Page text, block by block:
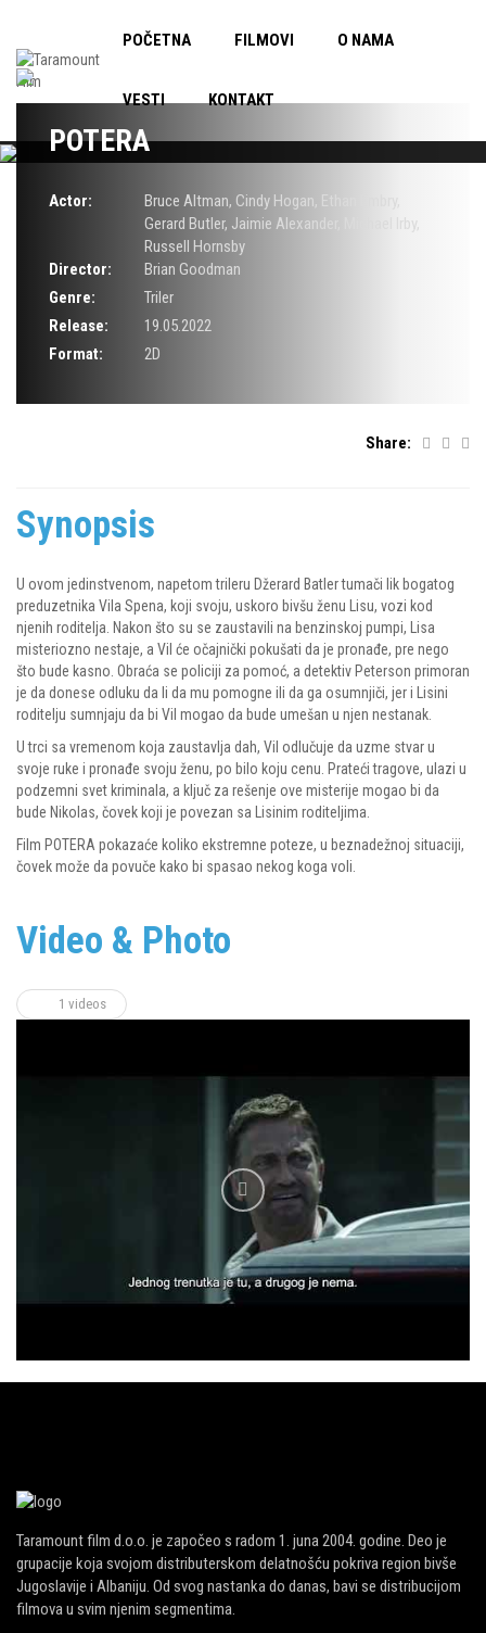
POČETNA FILMOVI O NAMA
VESTI KONTAKT
POTERA
Actor: Bruce Altman, Cindy Hogan, Ethan Embry
Gerard Butler, Jaimie Alexander Michael Irby,
Russell Hornsby
Director:
Brian Goodman
Genre:
Triler
Release:
19.05.2022
Format:
2D
Share:
Synopsis
U ovom jedinstvenom, napetom trileru Džerard Batler tumači lik bogatog
preduzetnika Vila Spena, koji svoju, uskoro bivšu ženu Lisu, vozi kod
njenih roditelja. Nakon što su se zaustavili na benzinskoj pumpi, Lisa
misteriozno nestaje, a Vil će očajnički pokušati da je pronađe, pre nego
što bude kasno. Obraća se policiji za pomoć, a detektiv Peterson primoran
je da donese odluku da li da mu pomogne ili da ga osumnjiči, jer i Lisini
roditelju sumnjaju da bi Vil mogao da bude umešan u njen nestanak.
U trci sa vremenom koja zaustavlja dah, Vil odlučuje da uzme stvar u
svoje ruke i pronađe svoju ženu, po bilo koju cenu. Prateći tragove, ulazi u
podzemni svet kriminala, a ključ za rešenje ove misterije mogao bi da
bude Nikolas, čovek koji je povezan sa Lisinim roditeljima.
Film POTERA pokazaće koliko ekstremne poteze, u beznadežnoj situaciji,
čovek može da povuče kako bi spasao nekog koga voli.
Video & Photo
1 videos
Taramount film d.o.o. je započeo s radom 1. juna 2004. godine. Deo je
grupacije koja svojom distributerskom delatnošću pokriva region bivše
Jugoslavije i Albaniju. Od svog nastanka do danas, bavi se distribucijom
filmova u svim njenim segmentima.